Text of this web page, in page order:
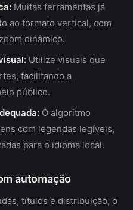
Muitas ferramentas já
ao formato vertical, com
dinâmico.
Utilize visuais que
facilitando a
público.
O algoritmo
com legendas legíveis,
para o idioma local.
automação
títulos e distribuição, o